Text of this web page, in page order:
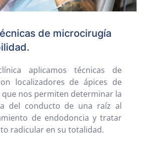
de microcirugía
aplicamos técnicas de
localizadores de ápices de
nos permiten determinar la
del conducto de una raíz al
de endodoncia y tratar
radicular en su totalidad.